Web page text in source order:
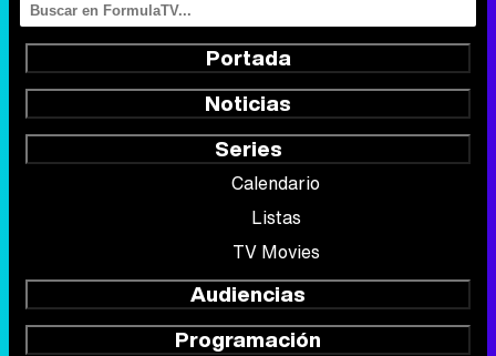
Portada
Noticias
Series
Calendario
Listas
TV Movies
Audiencias
Programación